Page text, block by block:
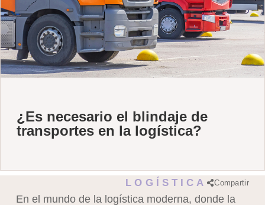
¿Es necesario el blindaje de
transportes en la logística?
Compartir
LOGÍSTICA
En el mundo de la logística moderna, donde la